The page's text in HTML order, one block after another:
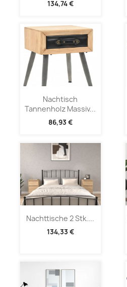
134,74 €
Nachtisch
Tannenholz Massiv...
86,93 €
Nachttische 2 Stk....
134,33 €